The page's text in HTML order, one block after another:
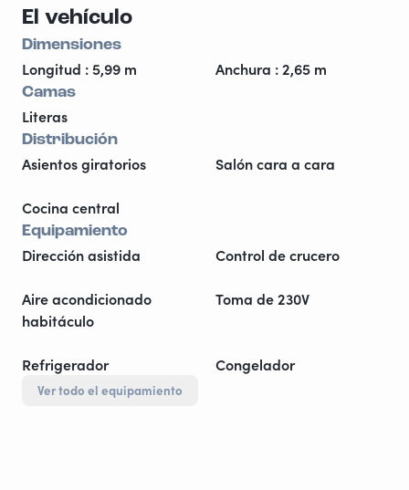
El vehículo
Dimensiones
Longitud : 5,99 m Anchura : 2,65 m
Camas
Literas
Distribución
Asientos giratorios Salón cara a cara
Cocina central
Equipamiento
Dirección asistida Control de crucero
Aire acondicionado
habitáculo
Toma de 230V
Refrigerador Congelador
Ver todo el equipamiento